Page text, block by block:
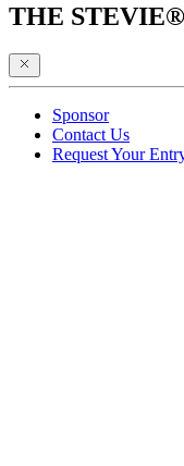
THE STEVIE®
Sponsor
Contact Us
Request Your